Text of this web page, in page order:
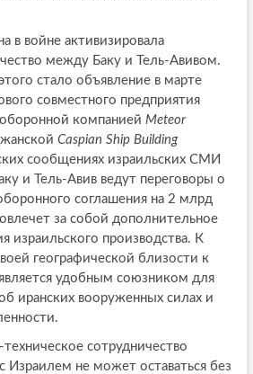
в войне активизировала
между Баку и Тель-Авивом.
стало объявление в марте
совместного предприятия
компанией Meteor
Caspian Ship Building
сообщениях израильских СМИ
и Тель-Авив ведут переговоры о
соглашения на 2 млрд
за собой дополнительное
израильского производства. К
географической близости к
удобным союзником для
иранских вооруженных силах и
сотрудничество
Израилем не может оставаться без